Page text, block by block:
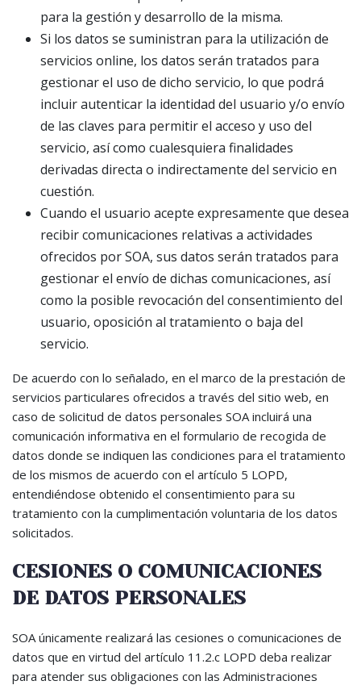
para la gestión y desarrollo de la misma.
Si los datos se suministran para la utilización de
servicios online, los datos serán tratados para
gestionar el uso de dicho servicio, lo que podrá
incluir autenticar la identidad del usuario y/o envío
de las claves para permitir el acceso y uso del
servicio, así como cualesquiera finalidades
derivadas directa o indirectamente del servicio en
cuestión.
Cuando el usuario acepte expresamente que desea
recibir comunicaciones relativas a actividades
ofrecidos por SOA, sus datos serán tratados para
gestionar el envío de dichas comunicaciones, así
como la posible revocación del consentimiento del
usuario, oposición al tratamiento o baja del
servicio.
De acuerdo con lo señalado, en el marco de la prestación de
servicios particulares ofrecidos a través del sitio web, en
caso de solicitud de datos personales SOA incluirá una
comunicación informativa en el formulario de recogida de
datos donde se indiquen las condiciones para el tratamiento
de los mismos de acuerdo con el artículo 5 LOPD,
entendiéndose obtenido el consentimiento para su
tratamiento con la cumplimentación voluntaria de los datos
solicitados.
CESIONES O COMUNICACIONES
DE DATOS PERSONALES
SOA únicamente realizará las cesiones o comunicaciones de
datos que en virtud del artículo 11.2.c LOPD deba realizar
para atender sus obligaciones con las Administraciones